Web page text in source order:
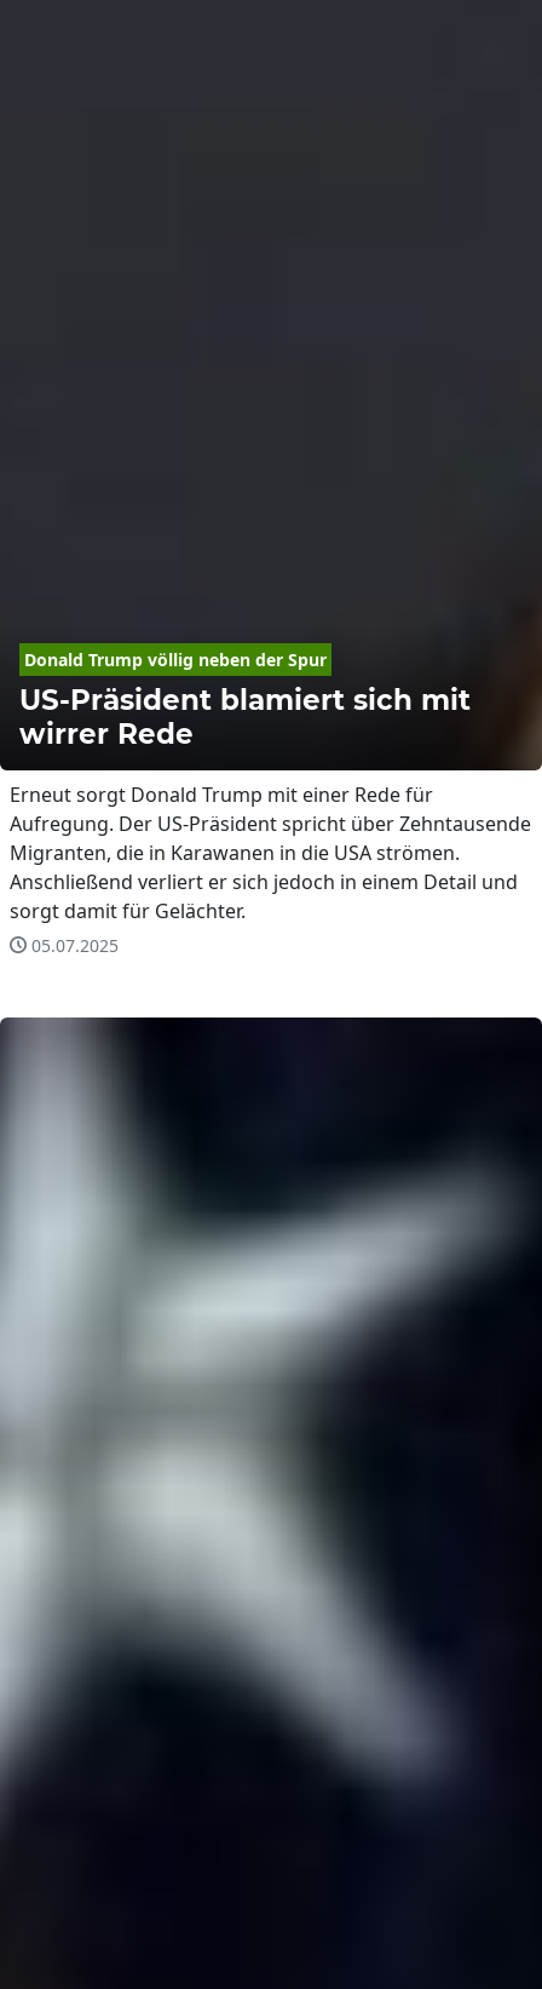
Donald Trump völlig neben der Spur
US-Präsident blamiert sich mit
wirrer Rede
Erneut sorgt Donald Trump mit einer Rede für
Aufregung. Der US-Präsident spricht über Zehntausende
Migranten, die in Karawanen in die USA strömen.
Anschließend verliert er sich jedoch in einem Detail und
sorgt damit für Gelächter.
05.07.2025